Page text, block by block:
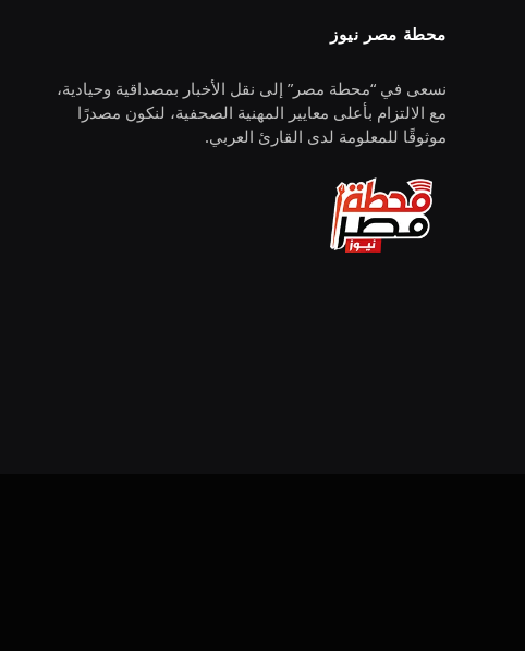
محطة مصر نيوز
نسعى في “محطة مصر” إلى نقل الأخبار بمصداقية وحيادية،
مع الالتزام بأعلى معايير المهنية الصحفية، لنكون مصدرًا
موثوقًا للمعلومة لدى القارئ العربي.